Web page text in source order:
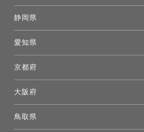
キーブー東京
FLOS｜フロスデザインスペース青山
静岡県
愛知県
京都府
大阪府
鳥取県